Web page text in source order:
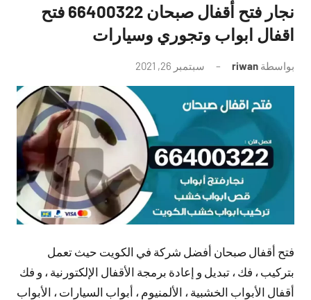
بالكويت
نجار فتح أقفال صبحان 66400322 فتح
اقفال ابواب وتجوري وسيارات
بواسطة riwan سبتمبر 26, 2021
توجد
تعليقات
فتح أقفال صبحان أفضل شركة في الكويت حيث تعمل
بتركيب ، فك ، تبديل و إعادة برمجة الأقفال الإلكتورنية ، و فك
أقفال الأبواب الخشبية ، الألمنيوم ، أبواب السيارات ، الأبواب